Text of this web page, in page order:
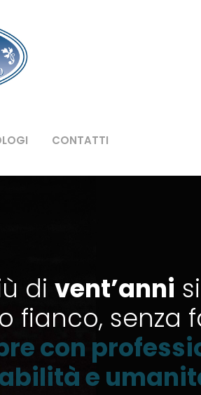
CONTATTI
di vent’anni
fianco, senza
con
e